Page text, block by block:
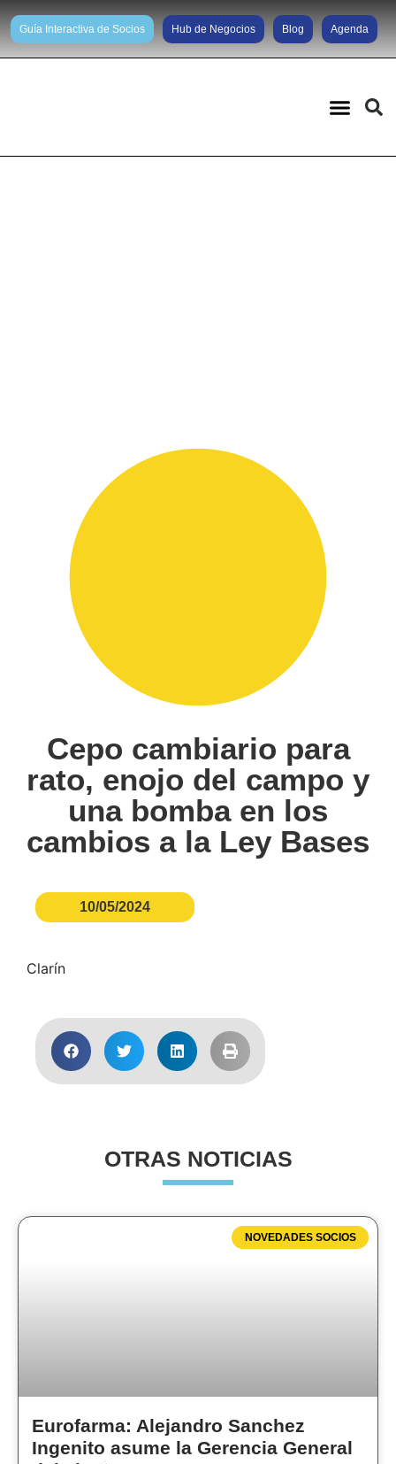
Guía Interactiva de Socios Hub de Negocios Blog Agenda
Cepo cambiario para
rato, enojo del campo y
una bomba en los
cambios a la Ley Bases
10/05/2024
Clarín
OTRAS NOTICIAS
NOVEDADES SOCIOS
Eurofarma: Alejandro Sanchez
Ingenito asume la Gerencia General